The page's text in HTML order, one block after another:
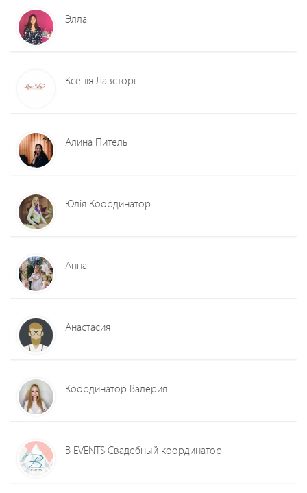
Элла
Ксенія Лавсторі
Алина Питель
Юлія Координатор
Анна
Анастасия
Координатор Валерия
B EVENTS Свадебный координатор